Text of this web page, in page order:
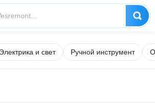
Электрика и свет Ручной инструмент